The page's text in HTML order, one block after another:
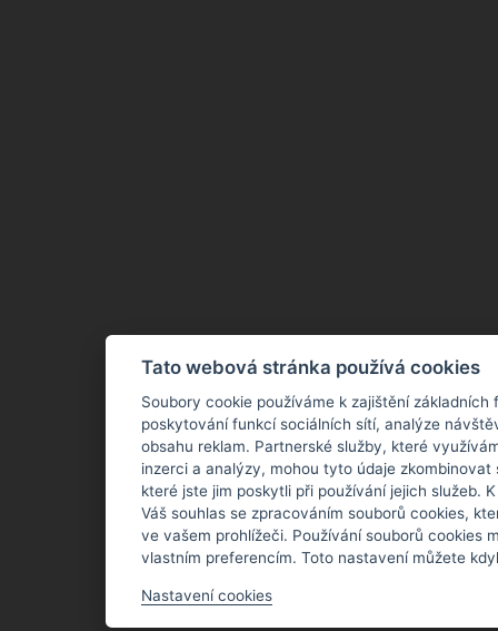
Tato webová stránka používá cookies
Soubory cookie používáme k zajištění základních
poskytování funkcí sociálních sítí, analýze
obsahu reklam. Partnerské služby, které
inzerci a analýzy, mohou tyto údaje zkombinovat
které jste jim poskytli při používání jejich služeb.
Váš souhlas se zpracováním souborů cookies,
ve vašem prohlížeči. Používání souborů cookies
vlastním preferencím. Toto nastavení můžete
Nastavení cookies